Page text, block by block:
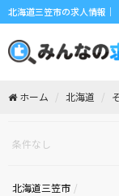
北海道三笠市の求人情報
ホーム 北海道
条件なし
北海道三笠市